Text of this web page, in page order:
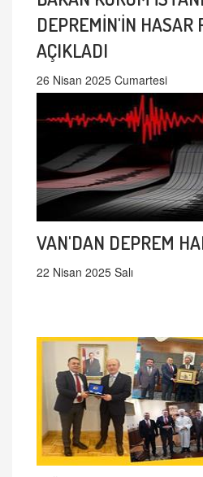
DEPREMİN'İN HASAR
AÇIKLADI
26 Nisan 2025 Cumartesi
VAN'DAN DEPREM
22 Nisan 2025 Salı